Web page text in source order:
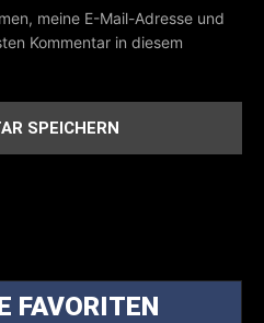
meine E-Mail-Adresse und
Kommentar in diesem
FAVORITEN